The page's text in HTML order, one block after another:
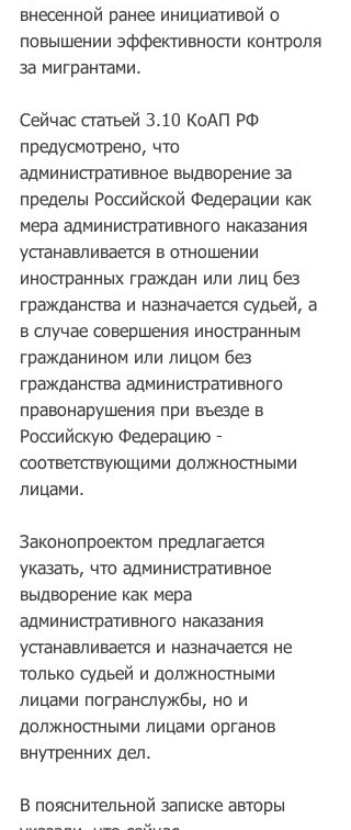
внесенной ранее инициативой о
повышении эффективности контроля
за мигрантами.
Сейчас статьей 3.10 КоАП РФ
предусмотрено, что
административное выдворение за
пределы Российской Федерации как
мера административного наказания
устанавливается в отношении
иностранных граждан или лиц без
гражданства и назначается судьей, а
в случае совершения иностранным
гражданином или лицом без
гражданства административного
правонарушения при въезде в
Российскую Федерацию -
соответствующими должностными
лицами.
Законопроектом предлагается
указать, что административное
выдворение как мера
административного наказания
устанавливается и назначается не
только судьей и должностными
лицами погранслужбы, но и
должностными лицами органов
внутренних дел.
В пояснительной записке авторы